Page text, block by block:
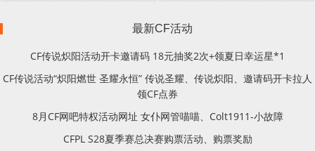
最新CF活动
CF传说炽阳活动开卡邀请码 18元抽奖2次+领夏日幸运星*1
CF传说活动“炽阳燃世 圣耀永恒” 传说圣耀、传说炽阳、邀请码开卡拉人
领CF点券
8月CF网吧特权活动网址 女仆网管喵喵、Colt1911-小故障
CFPL S28夏季赛总决赛购票活动、购票奖励